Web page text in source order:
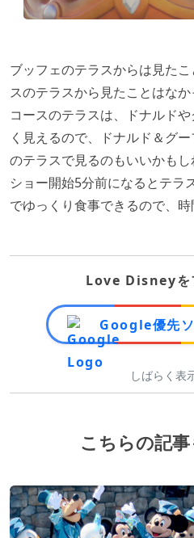
ブッフェのテラスからは見た
スのテラスから見たことはな
コースのテラスは、ドナルド
く見えるので、ドナルド＆グ
のテラスで見るのもいいかも
ショー開始5分前になるとテラ
でゆっくり食事できるので、
Love Disneyを
Google優先
しばらく表
こちらの記